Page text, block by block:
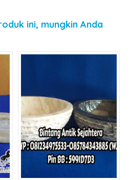
ini, mungkin Anda